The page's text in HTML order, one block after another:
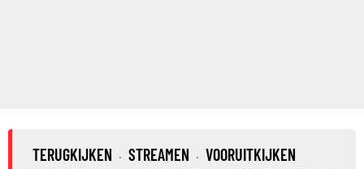
TERUGKIJKEN · STREAMEN · VOORUITKIJKEN